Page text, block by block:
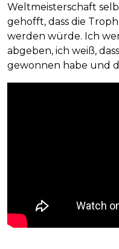
Weltmeisterschaft
gehofft, dass die
werden würde. Ich
abgeben, ich weiß,
gewonnen habe und